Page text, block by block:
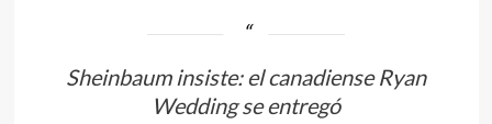
Sheinbaum insiste: el canadiense Ryan
Wedding se entregó